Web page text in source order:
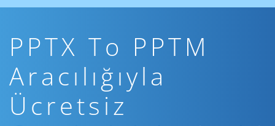
PPTX To PPTM
Aracılığıyla
Ücretsiz